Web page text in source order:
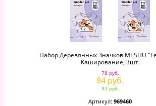
Набор Деревянных Значков MESHU
Каширование, 3шт.
78 руб.
84 руб.
93 руб.
Артикул: 969460